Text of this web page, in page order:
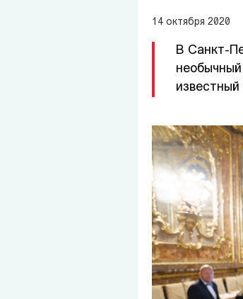
14 октября 2020
В Санкт-